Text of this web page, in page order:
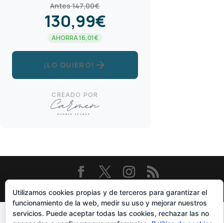
Antes 147,00€
130,99€
AHORRA 16,01€
¡LO QUIERO! arrow_forward
CREADO POR
Diseñado PorElegant Themes | Funciona ConWordPress
Utilizamos cookies propias y de terceros para garantizar el
funcionamiento de la web, medir su uso y mejorar nuestros
servicios. Puede aceptar todas las cookies, rechazar las no